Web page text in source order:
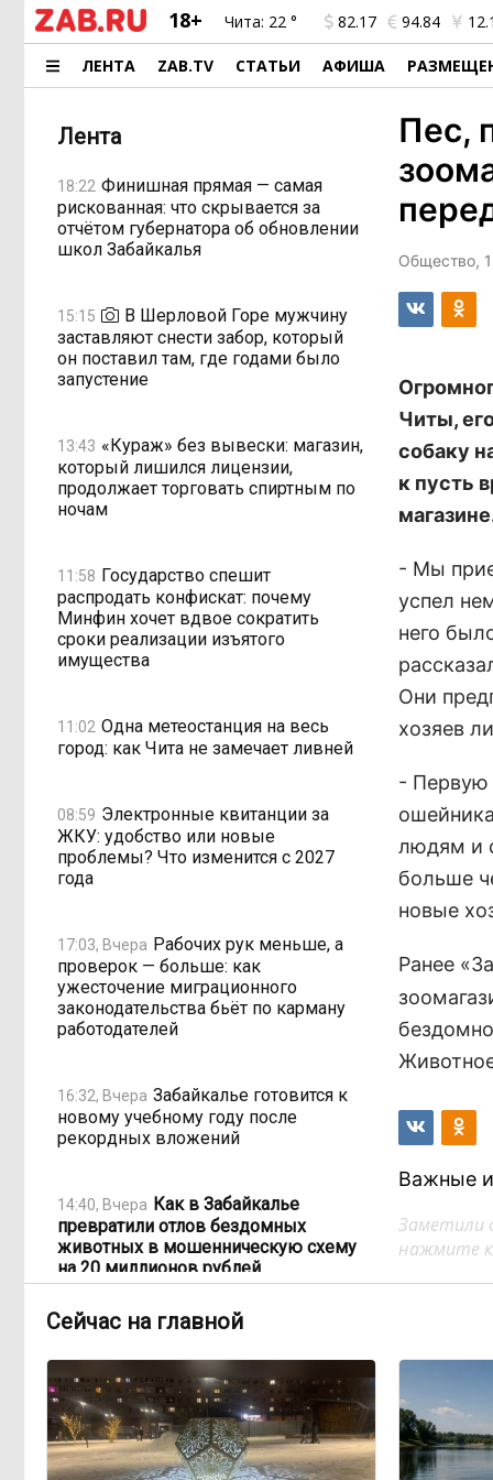
18+ Чита: 22 ° 82.17 94.84
ЛЕНТА ZAB.TV СТАТЬИ АФИША
Лента
18:22 Финишная прямая — самая
рискованная: что скрывается за
отчётом губернатора об обновлении
школ Забайкалья
15:15
В Шерловой Горе мужчину
заставляют снести забор, который
он поставил там, где годами было
запустение
13:43 «Кураж» без вывески: магазин,
который лишился лицензии,
продолжает торговать спиртным по
ночам
11:58 Государство спешит
распродать конфискат: почему
Минфин хочет вдвое сократить
сроки реализации изъятого
имущества
11:02 Одна метеостанция на весь
город: как Чита не замечает ливней
08:59 Электронные квитанции за
ЖКУ: удобство или новые
проблемы? Что изменится с 2027
года
17:03, Вчера Рабочих рук меньше, а
проверок — больше: как
ужесточение миграционного
законодательства бьёт по карману
работодателей
16:32, Вчера Забайкалье готовится к
новому учебному году после
рекордных вложений
14:40, Вчера Как в Забайкалье
превратили отлов бездомных
животных в мошенническую схему
на 20 миллионов рублей
14:01, Вчера
В Забайкалье продлили
запрет купания на Арахлее и Кеноне
13:15, Вчера Вода за 68 миллионов:
ТГК-14 заплатит государству за
пользование Кеноном и Ингодой
Пес,
Общество,
Читы,
собаку
к пусть
- Мы
успел
него
Они
хозяев
- Первую
людям и
больше
новые
Ранее
Важные
Заметили
нажмите
Сейчас на главной